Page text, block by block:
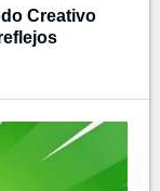
Creativo